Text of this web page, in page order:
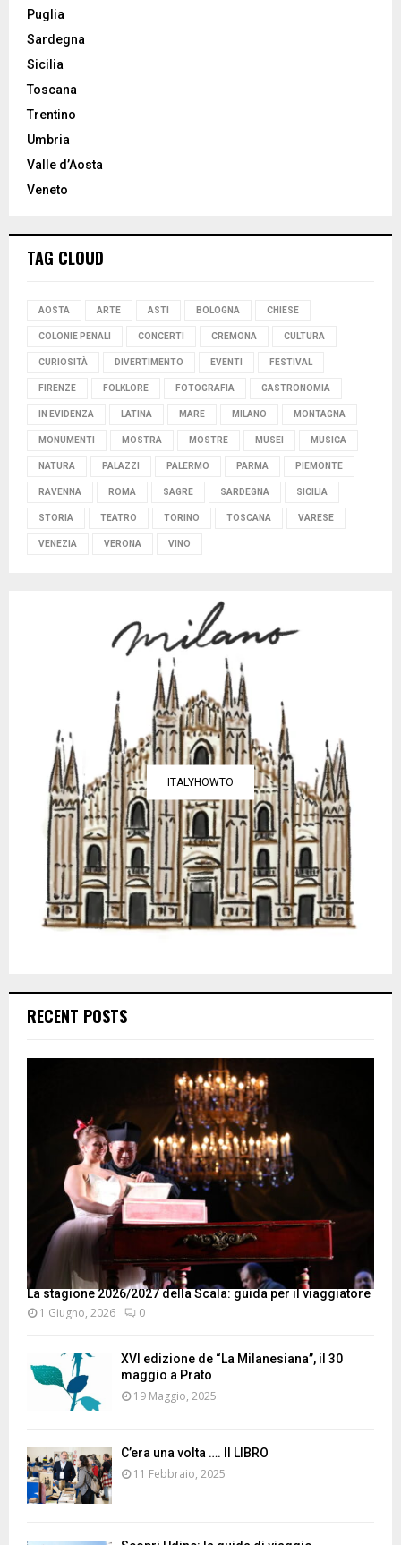
Puglia
Sardegna
Sicilia
Toscana
Trentino
Umbria
Valle d’Aosta
Veneto
TAG CLOUD
AOSTA ARTE ASTI BOLOGNA CHIESE
COLONIE PENALI CONCERTI CREMONA CULTURA
CURIOSITÀ DIVERTIMENTO EVENTI FESTIVAL
FIRENZE FOLKLORE FOTOGRAFIA GASTRONOMIA
IN EVIDENZA LATINA MARE MILANO MONTAGNA
MONUMENTI MOSTRA MOSTRE MUSEI MUSICA
NATURA PALAZZI PALERMO PARMA PIEMONTE
RAVENNA ROMA SAGRE SARDEGNA SICILIA
STORIA TEATRO TORINO TOSCANA VARESE
VENEZIA VERONA VINO
ITALYHOWTO
RECENT POSTS
La stagione 2026/2027 della Scala: guida per il viaggiatore
1 Giugno, 2026 0
XVI edizione de “La Milanesiana”, il 30
maggio a Prato
19 Maggio, 2025
C’era una volta …. Il LIBRO
11 Febbraio, 2025